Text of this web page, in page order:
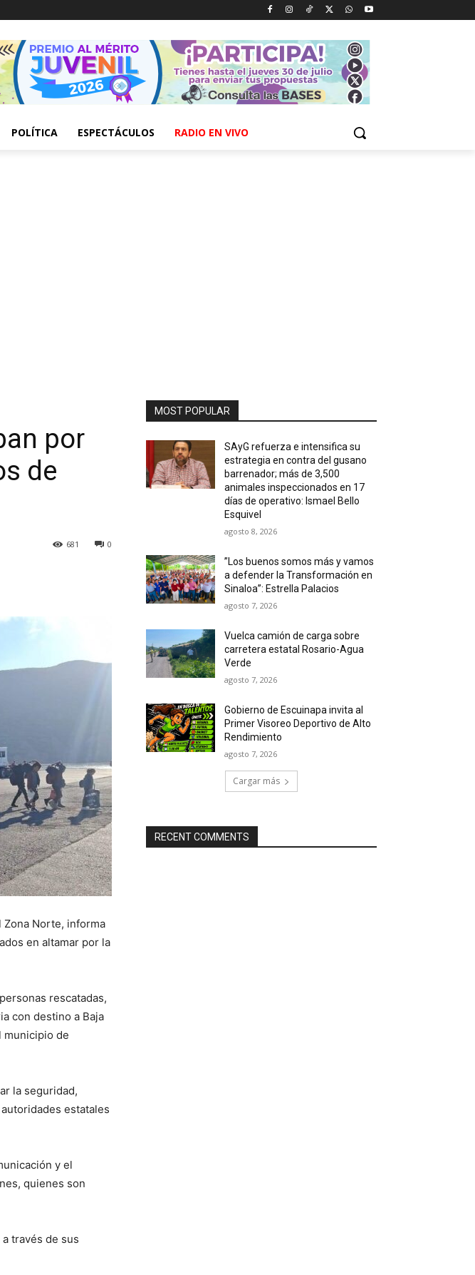
POLÍTICA ESPECTÁCULOS RADIO EN VIVO
por
de
0
681
Zona Norte, informa
en altamar por la
rescatadas,
con destino a Baja
municipio de
la seguridad,
estatales
y el
quienes son
través de sus
MOST POPULAR
SAyG refuerza e intensifica su
estrategia en contra del gusano
barrenador; más de 3,500
animales inspeccionados en 17
días de operativo: Ismael Bello
Esquivel
agosto 8, 2026
”Los buenos somos más y vamos
a defender la Transformación en
Sinaloa”: Estrella Palacios
agosto 7, 2026
Vuelca camión de carga sobre
carretera estatal Rosario-Agua
Verde
agosto 7, 2026
Gobierno de Escuinapa invita al
Primer Visoreo Deportivo de Alto
Rendimiento
agosto 7, 2026
Cargar más
RECENT COMMENTS